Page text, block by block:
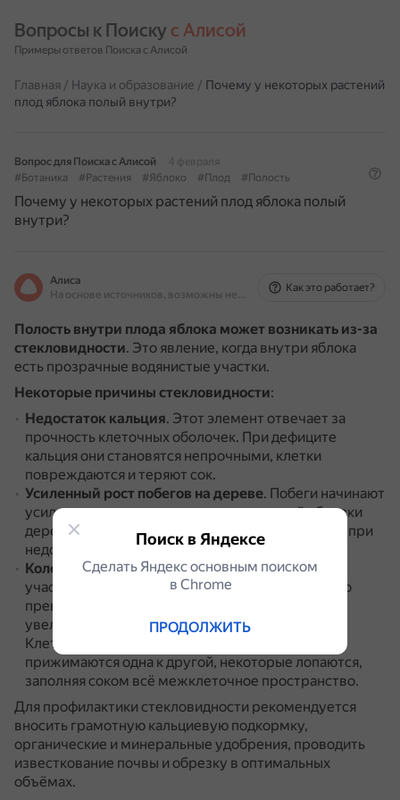
Вопросы к Поиску с Алисой
Примеры ответов Поиска с Алисой
Главная / Наука и образование / Почему у некоторых растений
плод яблока полый внутри?
Вопрос для Поиска с Алисой
4 февраля
#Ботаника
#Растения #Яблоко #Плод #Полость
Почему у некоторых растений плод яблока полый
внутри?
Алиса
На основе источников, возможны неточности
Как это работает?
Полость внутри плода яблока может возникать из-за
стекловидности. Это явление, когда внутри яблока
есть прозрачные водянистые участки.
Некоторые причины стекловидности:
Недостаток кальция. Этот элемент отвечает за
прочность клеточных оболочек. При дефиците
кальция они становятся непрочными, клетки
повреждаются и теряют сок.
Усиленный рост побегов на дереве. Побеги начинают
усиленно расти в результате чрезмерной обрезки
дерева, при переизбытке азота в почве, а также при
недостаточной нагрузке дерева плодами.
Колебания температуры воздуха. В некоторых
участках мякоти крахмал начинает очень быстро
превращаться в сахар, что приводит к резкому
увеличению осмотического давления в клетках.
Клетки увеличиваются в размерах, разбухают,
прижимаются одна к другой, некоторые лопаются,
заполняя соком всё межклеточное пространство.
Для профилактики стекловидности рекомендуется
вносить грамотную кальциевую подкормку,
органические и минеральные удобрения, проводить
известкование почвы и обрезку в оптимальных
объёмах.
Поиск в Яндексе
Сделать Яндекс основным поиском
в Сhrome
ПРОДОЛЖИТЬ